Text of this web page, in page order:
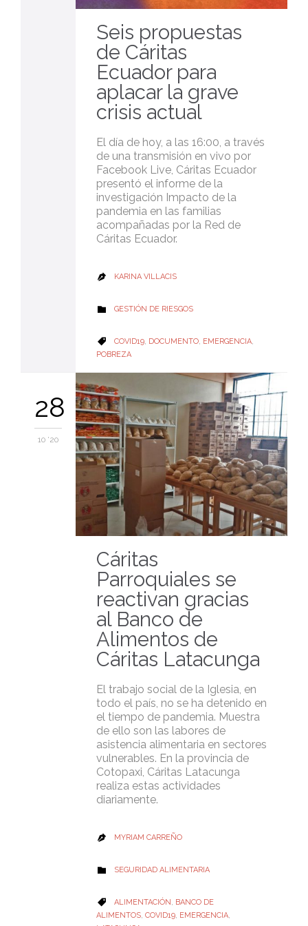
Seis propuestas
de Cáritas
Ecuador para
aplacar la grave
crisis actual
El día de hoy, a las 16:00, a través
de una transmisión en vivo por
Facebook Live, Cáritas Ecuador
presentó el informe de la
investigación Impacto de la
pandemia en las familias
acompañadas por la Red de
Cáritas Ecuador.
 KARINA VILLACIS
 CATEGORY
GESTIÓN DE RIESGOS
 CATEGORY
COVID19 DOCUMENTO EMERGENCIA
POBREZA
28
10 '20
Cáritas
Parroquiales se
reactivan gracias
al Banco de
Alimentos de
Cáritas Latacunga
El trabajo social de la Iglesia, en
todo el país, no se ha detenido en
el tiempo de pandemia. Muestra
de ello son las labores de
asistencia alimentaria en sectores
vulnerables. En la provincia de
Cotopaxi, Cáritas Latacunga
realiza estas actividades
diariamente.
 MYRIAM CARREÑO
 CATEGORY
SEGURIDAD ALIMENTARIA
 CATEGORY
ALIMENTACIÓN
BANCO DE
ALIMENTOS, COVID19, EMERGENCIA,